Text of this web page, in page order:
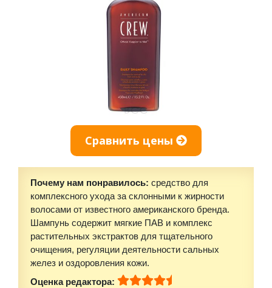
Сравнить цены
Почему нам понравилось: средство для
комплексного ухода за склонными к жирности
волосами от известного американского бренда.
Шампунь содержит мягкие ПАВ и комплекс
растительных экстрактов для тщательного
очищения, регуляции деятельности сальных
желез и оздоровления кожи.
Оценка редактора: